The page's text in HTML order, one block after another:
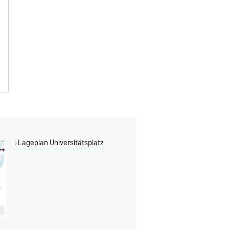
Lageplan Universitätsplatz